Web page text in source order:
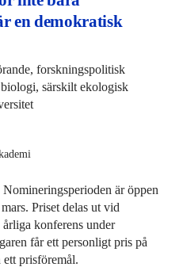
en demokratisk
forskningspolitisk
särskilt ekologisk
är öppen
Priset delas ut vid
årliga konferens under
får ett personligt pris på
prisföremål.